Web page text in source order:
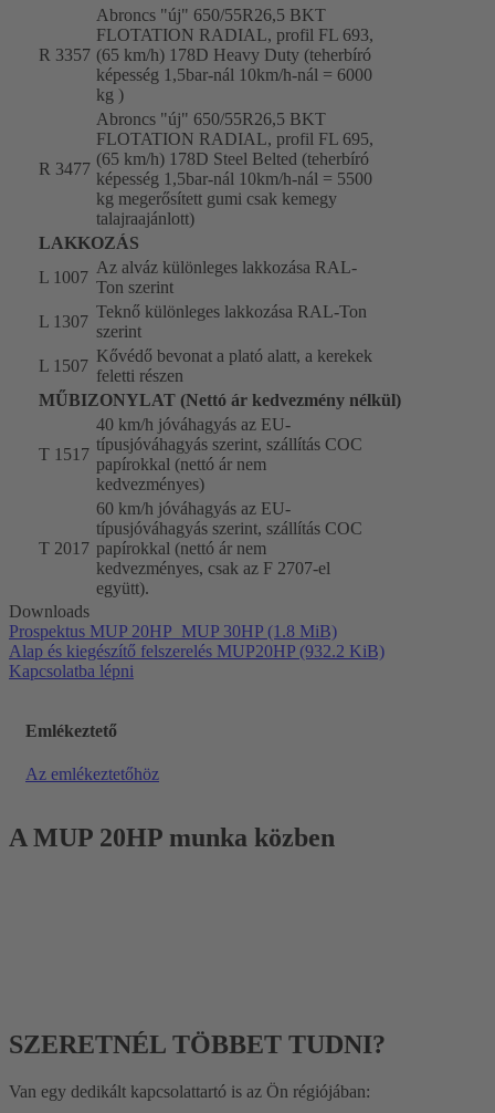
R 3357
Abroncs "új" 650/55R26,5 BKT
FLOTATION RADIAL, profil FL 693,
(65 km/h) 178D Heavy Duty (teherbíró
képesség 1,5bar-nál 10km/h-nál = 6000
kg )
R 3477
Abroncs "új" 650/55R26,5 BKT
FLOTATION RADIAL, profil FL 695,
(65 km/h) 178D Steel Belted (teherbíró
képesség 1,5bar-nál 10km/h-nál = 5500
kg megerősített gumi csak kemegy
talajraajánlott)
LAKKOZÁS
L 1007
Az alváz különleges lakkozása RAL-
Ton szerint
L 1307
Teknő különleges lakkozása RAL-Ton
szerint
L 1507
Kővédő bevonat a plató alatt, a kerekek
feletti részen
MŰBIZONYLAT (Nettó ár kedvezmény nélkül)
T 1517
40 km/h jóváhagyás az EU-
típusjóváhagyás szerint, szállítás COC
papírokkal (nettó ár nem
kedvezményes)
T 2017
60 km/h jóváhagyás az EU-
típusjóváhagyás szerint, szállítás COC
papírokkal (nettó ár nem
kedvezményes, csak az F 2707-el
együtt).
Downloads
Prospektus MUP 20HP_MUP 30HP (1.8 MiB)
Alap és kiegészítő felszerelés MUP20HP (932.2 KiB)
Kapcsolatba lépni
Emlékeztető
Az emlékeztetőhöz
A MUP 20HP munka közben
SZERETNÉL TÖBBET TUDNI?
Van egy dedikált kapcsolattartó is az Ön régiójában: